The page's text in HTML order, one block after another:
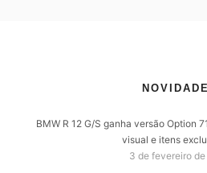
BMW R 12 G/S ganha versão Option
visual e itens
3 de fevereiro